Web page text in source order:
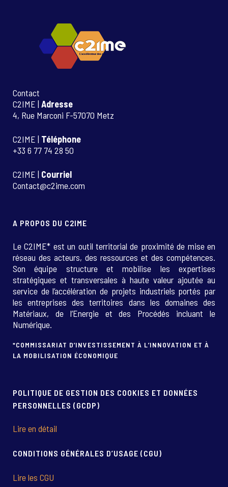
Contact
C2IME | Adresse
4, Rue Marconi F-57070 Metz
C2IME | Téléphone
+33 6 77 74 28 50
C2IME | Courriel
Contact@c2ime.com
A PROPOS DU C2IME
Le C2IME* est un outil territorial de proximité de mise en
réseau des acteurs, des ressources et des compétences.
Son équipe structure et mobilise les expertises
stratégiques et transversales à haute valeur ajoutée au
service de l’accélération de projets industriels portés par
les entreprises des territoires dans les domaines des
Matériaux, de l’Energie et des Procédés incluant le
Numérique.
*COMMISSARIAT D’INVESTISSEMENT À L’INNOVATION ET À
LA MOBILISATION ÉCONOMIQUE
POLITIQUE DE GESTION DES COOKIES ET DONNÉES
PERSONNELLES (GCDP)
Lire en détail
CONDITIONS GÉNÉRALES D’USAGE (CGU)
Lire les CGU